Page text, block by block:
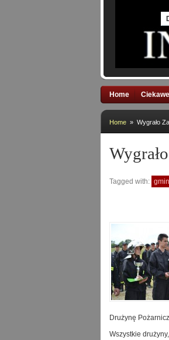
Home Ciekawe
Home » Wygrało
Tagged with:
Drużynę
Wszystkie